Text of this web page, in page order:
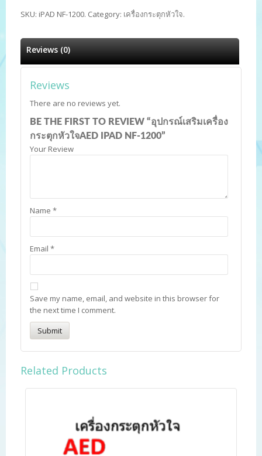
SKU: iPAD NF-1200. Category: เครื่องกระตุกหัวใจ.
Reviews (0)
Reviews
There are no reviews yet.
BE THE FIRST TO REVIEW “อุปกรณ์เสริมเครื่อง
กระตุกหัวใจAED IPAD NF-1200”
Your Review
Name *
Email *
Save my name, email, and website in this browser for
the next time I comment.
Related Products